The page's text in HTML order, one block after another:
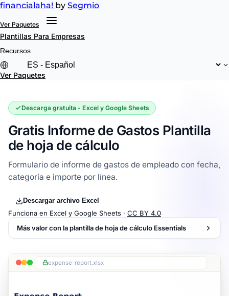
financialaha! by Segmio
Ver Paquetes
Plantillas Para Empresas
Recursos
Ver Paquetes
Descarga gratuita - Excel y Google Sheets
Gratis Informe de Gastos Plantilla
de hoja de cálculo
Formulario de informe de gastos de empleado con fecha,
categoría e importe por línea.
Descargar archivo Excel
Funciona en Excel y Google Sheets · CC BY 4.0
Más valor con la plantilla de hoja de cálculo Essentials
expense-report.xlsx